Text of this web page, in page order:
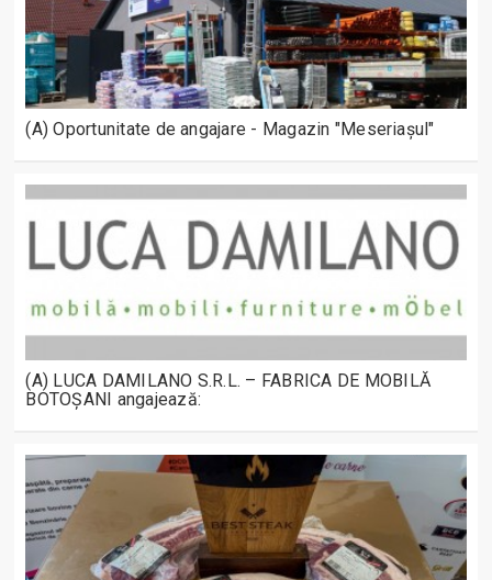
(A) Oportunitate de angajare - Magazin "Meseriașul"
(A) LUCA DAMILANO S.R.L. – FABRICA DE MOBILĂ
BOTOȘANI angajează: